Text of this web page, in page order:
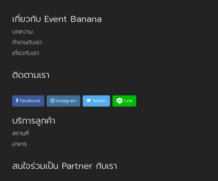
เกี่ยวกับ Event Banana
บทความ
ทำงานกับเรา
เกี่ยวกับเรา
ติดตามเรา
Facebook Instagram Twitter Line
บริการลูกค้า
สถานที่
อาหาร
สนใจร่วมเป็น Partner กับเรา